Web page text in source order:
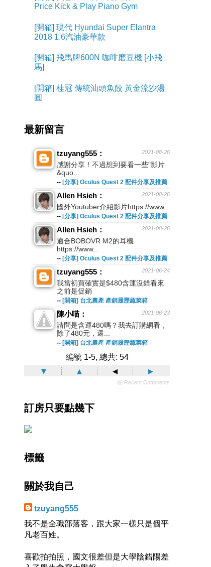
Price Kick & Play Piano Gym
[開箱] 現代 Hyundai Super Elantra
2018 1.6汽油豪華款
[開箱] 飛馬牌600N 咖啡磨豆機 [小飛
馬]
[開箱] 桂冠 傳統汕頭魚餃 黃金流沙湯
圓
最新留言
2021-08-26
tzuyang555：
感謝分享！不過想到要看一些"影片
&quo...
-- [分享] Oculus Quest 2 配件分享及推薦
2021-08-26
Allen Hsieh：
國外Youtuber介紹影片https://www...
-- [分享] Oculus Quest 2 配件分享及推薦
2021-08-26
Allen Hsieh：
適合BOBOVR M2的耳機
https://www...
-- [分享] Oculus Quest 2 配件分享及推薦
2021-06-24
tzuyang555：
我當初買確實是$480含運沒錯看來
之前是促銷
-- [開箱] 台北農產 產銷履歷蔬菜箱
2021-06-23
陳小喵：
請問是含運480嗎？我去訂購網看，
除了480元，還...
-- [開箱] 台北農產 產銷履歷蔬菜箱
編號 1-5, 總共: 54
▾ ▴ ◂ ▸
ⓦ Recent Comments
訂房只要點幾下
標籤
關於我自己
tzuyang555
我不是全職部落客，跟大家一樣只是個平
凡老百姓。
喜歡拍拍照，國文很差但是大學陰錯陽差